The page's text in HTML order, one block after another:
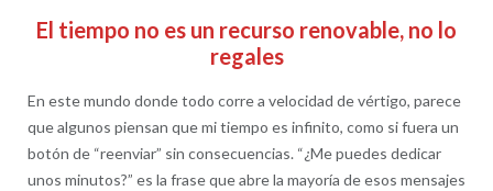
El tiempo no es un recurso renovable, no lo
regales
En este mundo donde todo corre a velocidad de vértigo, parece
que algunos piensan que mi tiempo es infinito, como si fuera un
botón de “reenviar” sin consecuencias. “¿Me puedes dedicar
unos minutos?” es la frase que abre la mayoría de esos mensajes